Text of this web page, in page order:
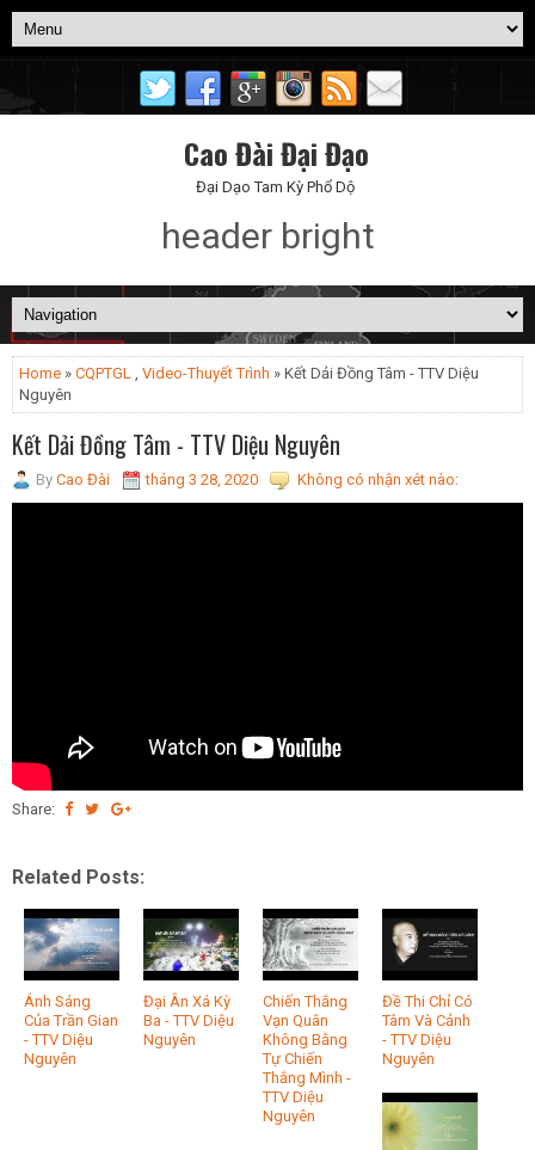
Cao Đài Đại Đạo
Đại Dạo Tam Kỳ Phổ Dộ
header bright
Home » CQPTGL , Video-Thuyết Trình » Kết Dải Đồng Tâm - TTV Diệu
Nguyên
Kết Dải Đồng Tâm - TTV Diệu Nguyên
By Cao Đài tháng 3 28, 2020 Không có nhận xét nào:
Share:
Related Posts:
Ánh Sáng
Của Trần Gian
- TTV Diệu
Nguyên
Đại Ân Xá Kỳ
Ba - TTV Diệu
Nguyên
Chiến Thắng
Vạn Quân
Không Bằng
Tự Chiến
Thắng Mình -
TTV Diệu
Nguyên
Đề Thi Chỉ Có
Tâm Và Cảnh
- TTV Diệu
Nguyên